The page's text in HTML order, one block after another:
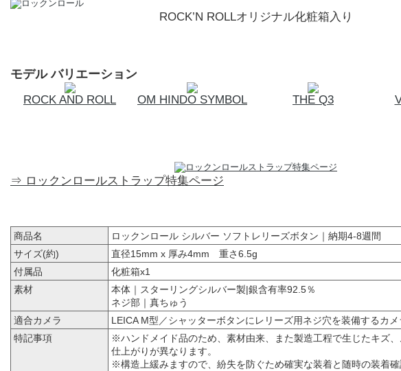
ROCK’N ROLLオリジナル化粧箱入り
モデル バリエーション
ROCK AND ROLL OM HINDO SYMBOL THE Q3
⇒ ロックンロールストラップ特集ページ
商品名
ロックンロール シルバー ソフトレリーズボタン｜納期4-8週間
サイズ(約)
直径15mm x 厚み4mm 重さ6.5g
付属品
化粧箱x1
素材
本体｜スターリングシルバー製|銀含有率92.5％
ネジ部｜真ちゅう
適合カメラ
LEICA M型／シャッターボタンにレリーズ用ネジ穴を装備するカメ
特記事項
※ハンドメイド品のため、素材由来、また製造工程で生じたキズ
仕上がりが異なります。
※構造上緩みますので、紛失を防ぐため確実な装着と随時の装着